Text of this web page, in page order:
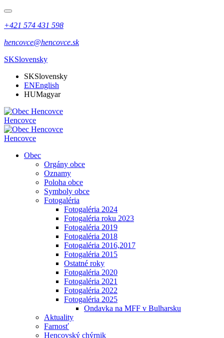
+421 574 431 598
hencovce@hencovce.sk
SKSlovensky
SKSlovensky
ENEnglish
HUMagyar
Hencovce
Hencovce
Obec
Orgány obce
Oznamy
Poloha obce
Symboly obce
Fotogaléria
Fotogaléria 2024
Fotogaléria roku 2023
Fotogaléria 2019
Fotogaléria 2018
Fotogaléria 2016,2017
Fotogaléria 2015
Ostatné roky
Fotogaléria 2020
Fotogaléria 2021
Fotogaléria 2022
Fotogaléria 2025
Ondavka na MFF v Bulharsku
Aktuality
Farnosť
Hencovský chýrnik